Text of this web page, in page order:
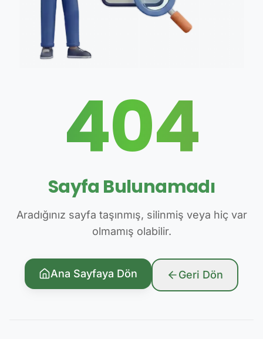
404
Sayfa Bulunamadı
Aradığınız sayfa taşınmış, silinmiş veya hiç var
olmamış olabilir.
Ana Sayfaya Dön Geri Dön